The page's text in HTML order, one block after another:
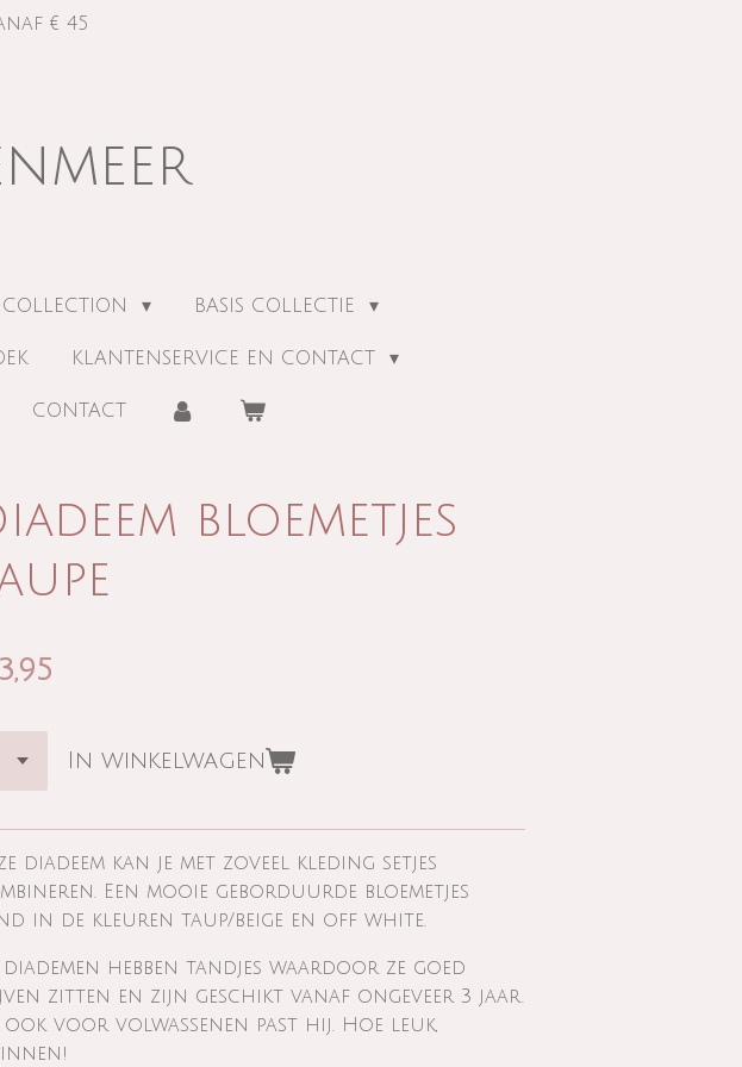
€ 45
BASIS COLLECTIE
KLANTENSERVICE EN CONTACT
CONTACT
bloemetjes
In winkelwagen
diadeem kan je met zoveel kleding setjes
Een mooie geborduurde bloemetjes
in de kleuren taup/beige en off white.
diademen hebben tandjes waardoor ze goed
zitten en zijn geschikt vanaf ongeveer 3 jaar.
ook voor volwassenen past hij. Hoe leuk,